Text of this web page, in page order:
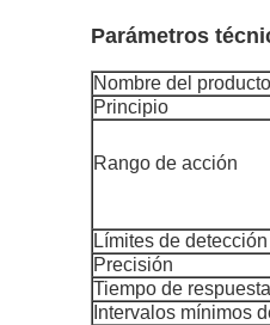
Parámetros
Nombre del producto
Principio
Rango de acción
Límites de detección
Precisión
Tiempo de respuesta
Intervalos mínimos